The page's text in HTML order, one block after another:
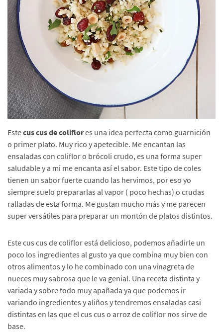
Estecus cus de coliflores una idea perfecta como guarnición
o primer plato. Muy rico y apetecible. Me encantan las
ensaladas con coliflor o brócoli crudo, es una forma super
saludable y a mi me encanta así el sabor. Este tipo de coles
tienen un sabor fuerte cuando las hervimos, por eso yo
siempre suelo prepararlas al vapor ( poco hechas) o crudas
ralladas de esta forma. Me gustan mucho más y me parecen
super versátiles para preparar un montón de platos distintos.
Este cus cus de coliflor está delicioso, podemos añadirle un
poco los ingredientes al gusto ya que combina muy bien con
otros alimentos y lo he combinado con una vinagreta de
nueces muy sabrosa que le va genial. Una receta distinta y
variada y sobre todo muy apañada ya que podemos ir
variando ingredientes y aliños y tendremos ensaladas casi
distintas en las que el cus cus o arroz de coliflor nos sirve de
base.